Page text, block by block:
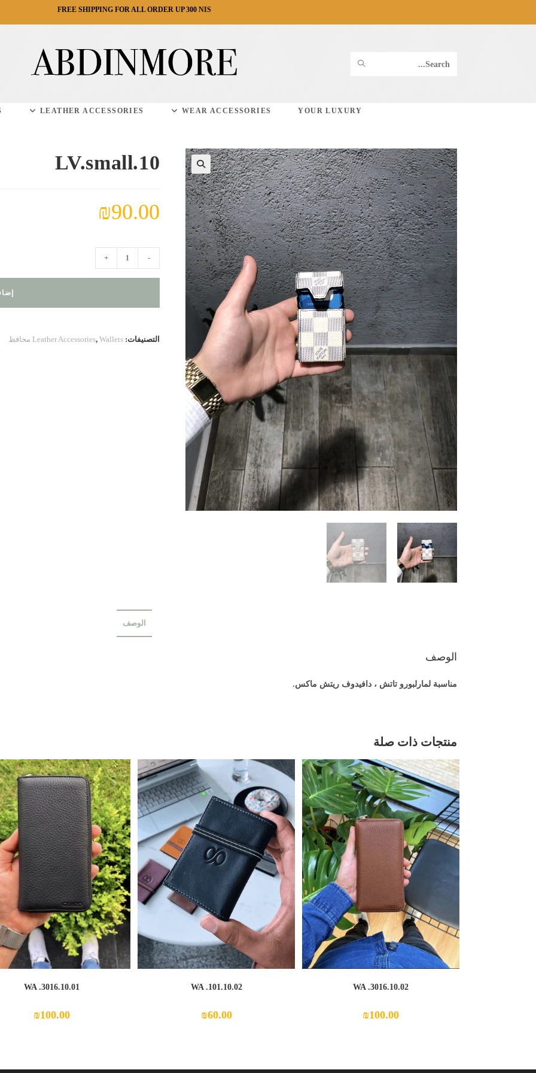
FREE SHIPPING FOR ALL ORDER UP 300 NIS
Search
SUBMIT
YOUR LUXURY
WEAR ACCESSORIES
LEATHER ACCESSORIES
LV.small.10
₪90.00
LV.small.10
-
+
التصنيفات: Leather Accessories,Wallets محافظ
الوصف
الوصف
مناسبة لمارلبورو تاتش ، دافيدوف ريتش ماكس.
منتجات ذات صلة
WA .3016.10.02
₪100.00
WA .101.10.02
₪60.00
WA .3016.10.01
₪100.00